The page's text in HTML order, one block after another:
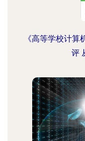
《高等学校计算
评